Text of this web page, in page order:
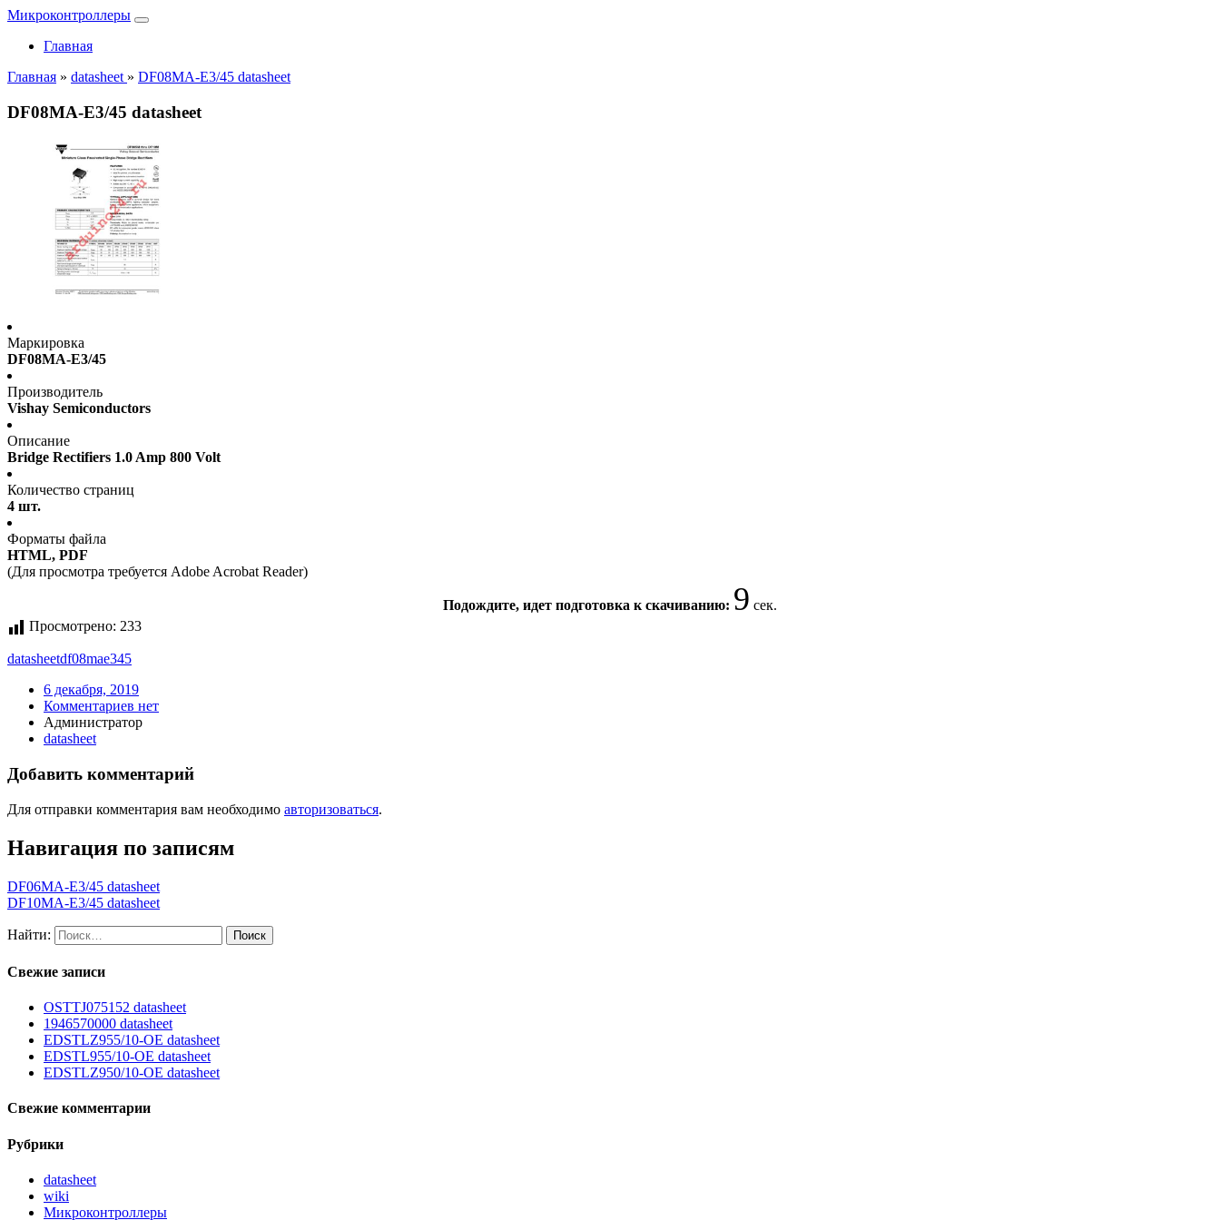
Микроконтроллеры
Главная
Главная » datasheet » DF08MA-E3/45 datasheet
DF08MA-E3/45 datasheet
Маркировка
DF08MA-E3/45
Производитель
Vishay Semiconductors
Описание
Bridge Rectifiers 1.0 Amp 800 Volt
Количество страниц
4 шт.
Форматы файла
HTML, PDF
(Для просмотра требуется Adobe Acrobat Reader)
Подождите, идет подготовка к скачиванию: 9 сек.
Просмотрено: 233
datasheetdf08mae345
6 декабря, 2019
Комментариев нет
Администратор
datasheet
Добавить комментарий
Для отправки комментария вам необходимо авторизоваться.
Навигация по записям
DF06MA-E3/45 datasheet
DF10MA-E3/45 datasheet
Найти:
Свежие записи
OSTTJ075152 datasheet
1946570000 datasheet
EDSTLZ955/10-OE datasheet
EDSTL955/10-OE datasheet
EDSTLZ950/10-OE datasheet
Свежие комментарии
Рубрики
datasheet
wiki
Микроконтроллеры